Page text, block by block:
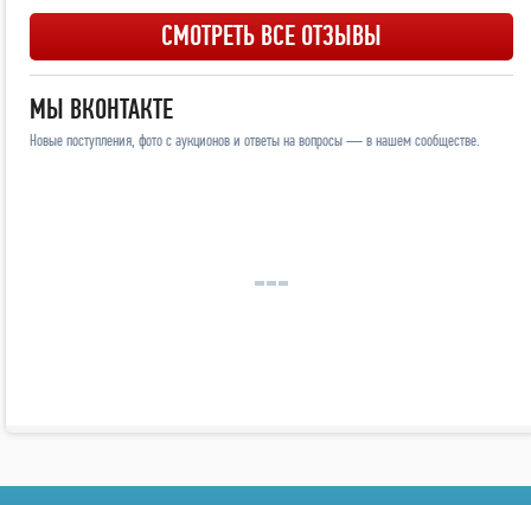
СМОТРЕТЬ ВСЕ ОТЗЫВЫ
МЫ ВКОНТАКТЕ
Новые поступления, фото с аукционов и ответы на вопросы — в нашем сообществе.